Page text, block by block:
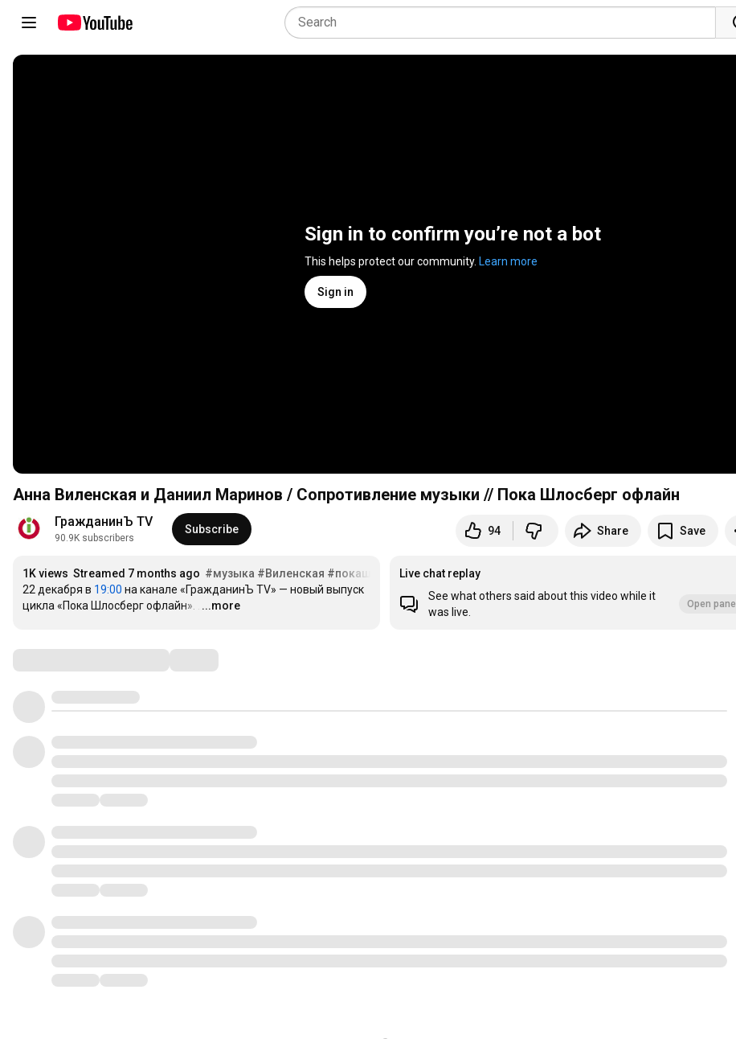
Sign in to confirm you’re not a bot
This helps protect our community. Learn more
Sign in
Анна Виленская и Даниил Маринов / Сопротивление музыки // Пока Шлосберг офлайн
ГражданинЪ TV
90.9K subscribers
Subscribe 94 Share Save
1K views Streamed 7 months ago #музыка #Виленская #покашлосбергофлайн
22 декабря в 19:00 на канале «ГражданинЪ TV» — новый выпуск
цикла «Пока Шлосберг офлайн».
…...more
Live chat replay
See what others said about this video while it
was live.
Open panel